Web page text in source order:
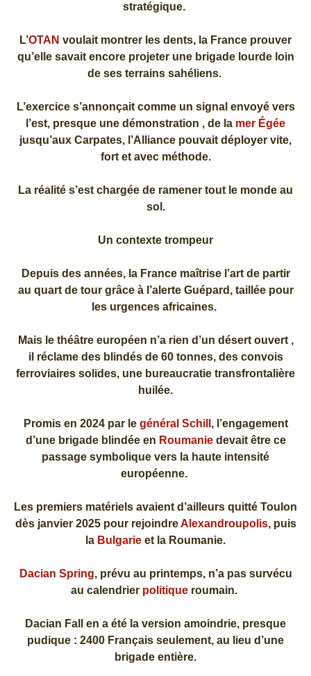
stratégique.
L’OTAN voulait montrer les dents, la France prouver
qu’elle savait encore projeter une brigade lourde loin
de ses terrains sahéliens.
L’exercice s’annonçait comme un signal envoyé vers
l’est, presque une démonstration , de la mer Égée
jusqu’aux Carpates, l’Alliance pouvait déployer vite,
fort et avec méthode.
La réalité s’est chargée de ramener tout le monde au
sol.
Un contexte trompeur
Depuis des années, la France maîtrise l’art de partir
au quart de tour grâce à l’alerte Guépard, taillée pour
les urgences africaines.
Mais le théâtre européen n’a rien d’un désert ouvert ,
il réclame des blindés de 60 tonnes, des convois
ferroviaires solides, une bureaucratie transfrontalière
huilée.
Promis en 2024 par le général Schill , l’engagement
d’une brigade blindée en Roumaniedevait être ce
passage symbolique vers la haute intensité
européenne.
Les premiers matériels avaient d’ailleurs quitté Toulon
dès janvier 2025 pour rejoindreAlexandroupolis, puis
la Bulgarie et la Roumanie.
Dacian Spring, prévu au printemps, n’a pas survécu
au calendrier politique roumain.
Dacian Fall en a été la version amoindrie, presque
pudique : 2400 Français seulement, au lieu d’une
brigade entière.